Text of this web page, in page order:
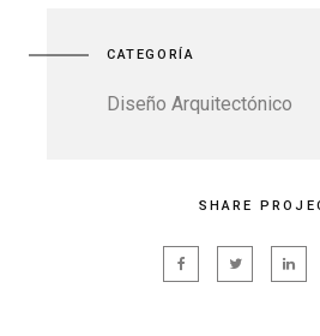
CATEGORÍA
Diseño Arquitectónico
SHARE